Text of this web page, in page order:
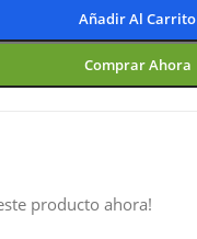
Añadir Al Carrito
Comprar Ahora
producto ahora!